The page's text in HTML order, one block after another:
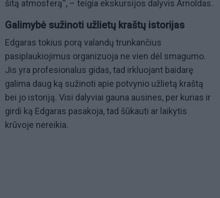
šitą atmosferą“, – teigia ekskursijos dalyvis Arnoldas.
Galimybė sužinoti užlietų kraštų istorijas
Edgaras tokius porą valandų trunkančius
pasiplaukiojimus organizuoja ne vien dėl smagumo.
Jis yra profesionalus gidas, tad irkluojant baidarę
galima daug ką sužinoti apie potvynio užlietą kraštą
bei jo istoriją. Visi dalyviai gauna ausines, per kurias ir
girdi ką Edgaras pasakoja, tad šūkauti ar laikytis
krūvoje nereikia.